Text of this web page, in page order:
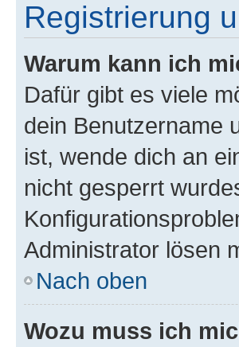
Registrierung
Warum kann ich
Dafür gibt es viele
dein Benutzername
ist, wende dich an
nicht gesperrt
Administrator lösen
Nach oben
Wozu muss ich